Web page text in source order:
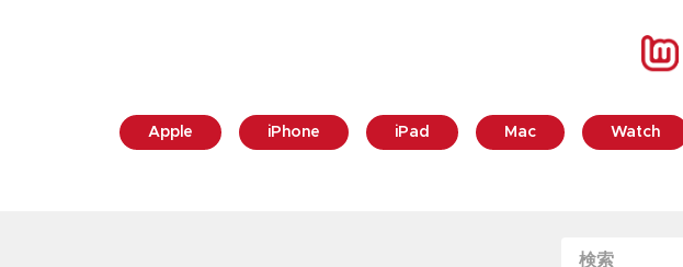
Apple iPhone iPad Mac Watch